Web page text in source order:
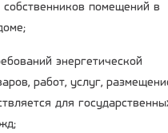
помещений в
энергетической
работ, услуг,
для